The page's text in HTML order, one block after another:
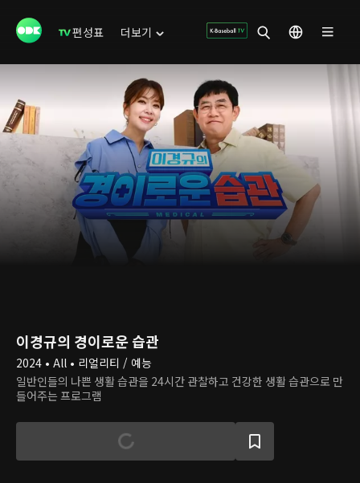
편성표 더보기
이경규의 경이로운 습관
2024 • All • 리얼리티 / 예능
일반인들의 나쁜 생활 습관을 24시간 관찰하고 건강한 생활 습관으로 만
들어주는 프로그램